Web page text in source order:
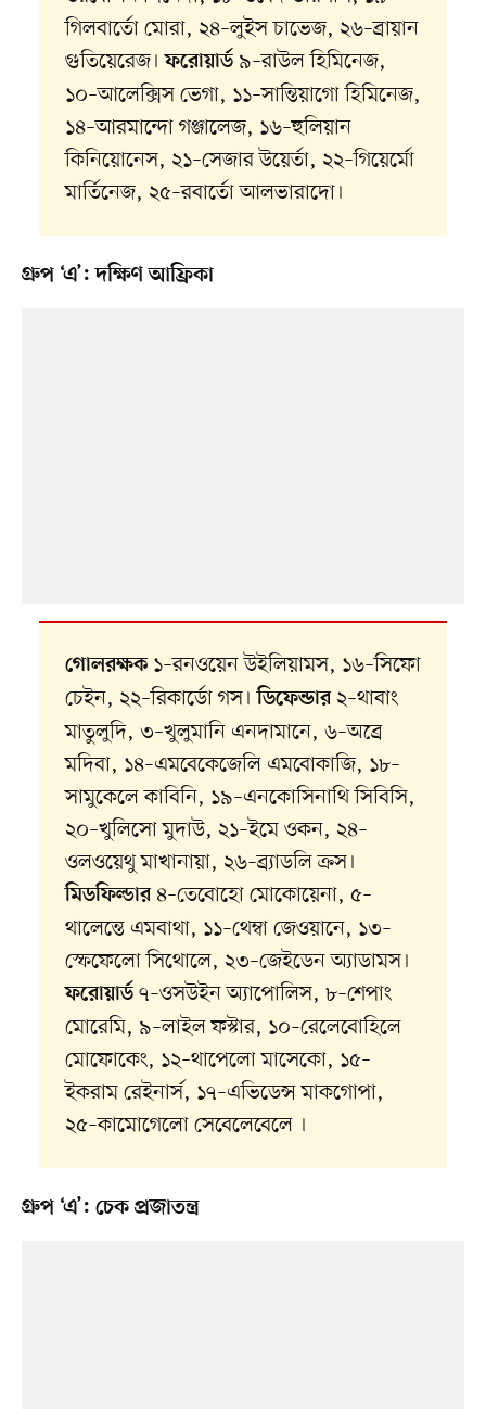
গিলবার্তো মোরা, ২৪–লুইস চাভেজ, ২৬–ব্রায়ান
গুতিয়েরেজ।ফরোয়ার্ড৯–রাউল হিমিনেজ,
১০–আলেক্সিস ভেগা, ১১–সান্তিয়াগো হিমিনেজ,
১৪–আরমান্দো গঞ্জালেজ, ১৬–হুলিয়ান
কিনিয়োনেস, ২১–সেজার উয়ের্তা, ২২–গিয়ের্মো
মার্তিনেজ, ২৫–রবার্তো আলভারাদো।
গ্রুপ ‘এ’: দক্ষিণ আফ্রিকা
গোলরক্ষক১–রনওয়েন উইলিয়ামস, ১৬–সিফো
চেইন, ২২–রিকার্ডো গস।ডিফেন্ডার২–থাবাং
মাতুলুদি, ৩–খুলুমানি এনদামানে, ৬–অব্রে
মদিবা, ১৪–এমবেকেজেলি এমবোকাজি, ১৮–
সামুকেলে কাবিনি, ১৯–এনকোসিনাথি সিবিসি,
২০–খুলিসো মুদাউ, ২১–ইমে ওকন, ২৪–
ওলওয়েথু মাখানায়া, ২৬–ব্র্যাডলি ক্রস।
মিডফিল্ডার৪–তেবোহো মোকোয়েনা, ৫–
থালেন্তে এমবাথা, ১১–থেম্বা জেওয়ানে, ১৩–
স্ফেফেলো সিথোলে, ২৩–জেইডেন অ্যাডামস।
ফরোয়ার্ড৭–ওসউইন অ্যাপোলিস, ৮–শেপাং
মোরেমি, ৯–লাইল ফস্টার, ১০–রেলেবোহিলে
মোফোকেং, ১২–থাপেলো মাসেকো, ১৫–
ইকরাম রেইনার্স, ১৭–এভিডেন্স মাকগোপা,
২৫–কামোগেলো সেবেলেবেলে ।
গ্রুপ ‘এ’: চেক প্রজাতন্ত্র